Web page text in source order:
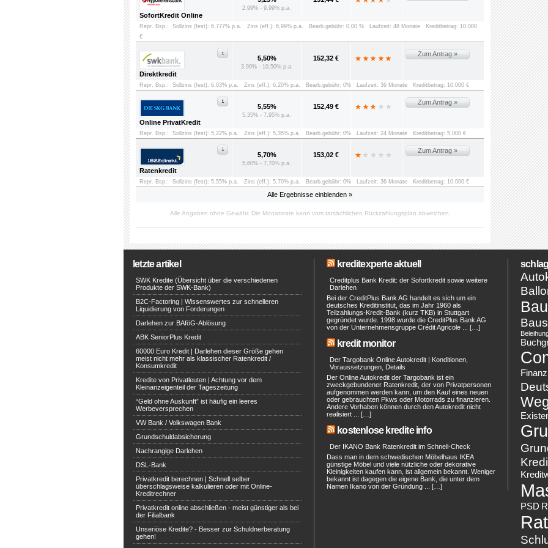
Alle Ergebnisse einblenden »
SofortKredit Online
2,99% - 9,99% p.a.
Repr. Bsp.: Sollzins (fest): 6,777% p.a. Zins (eff.): 6,99% p.a. Bearb.gebühr: 0,00 % Laufzeit: 48 Monate
Kreditbetrag: 10.000
€
Direktkredit
5,50%
3,99% - 10,50% p.a.
152,32 €
Zum Antrag »
Repr. Bsp.: Sollzins (fest): 6,03% p.a. Zins (eff.): 6,20% p.a. Bearb.gebühr: 0% Laufzeit: 36 Monate Kreditbetrag: 10.000 €
Online PrivatKredit
5,55%
5,35% - 7,95% p.a.
152,49 €
Zum Antrag »
Repr. Bsp.: Sollzins (fest): 5,22% p.a. Zins (eff.): 5,35% p.a. Bearb.gebühr: 0% Laufzeit: 24 Monate Kreditbetrag: 5.000 €
Ratenkredit
5,70%
5,60% - 7,70% p.a.
153,02 €
Zum Antrag »
Repr. Bsp.: Sollzins (fest): 5,55% p.a. Zins (eff.): 5,70% p.a. Bearb.gebühr: 0% Laufzeit: 36 Monate Kreditbetrag: 10.000 €
Alle Angaben ohne Gewähr. Die Monatsrate kann vom tatsächlichen Rückzahlungsplan abweichen.
letzte artikel
SWK Kredite (Übersicht über die verschiedenen
Produkte der SWK-Bank)
B2C-Factoring | Wissenswertes zur schnelleren
Liquidierung von Forderungen
Darlehen zur BAföG-Ablösung
ABK SeniorPlus Kredit
60000 Euro Kredit | Darlehen dieser Größe gehen
meist nicht mehr als klassischer Ratenkredit /
Konsumkredit
Kredite von Privatleuten | Achtung vor dem
Kleinanzeigenteil der Tageszeitung
“Geld ohne Auskunft” ist häufig ein leeres
Werbeversprechen
VW Bank / Volkswagen Bank
Grundschuldabsicherung
Nachrangige Darlehen
DSL-Bank
Privatkredit berechnen | Schnell selber
überschlagsweise kalkulieren oder mit Online-
Kreditrechner
Privatkredit online abschließen - meist günstiger als bei
der Filialbank
Unseriöse Kredite? - Besser zur Schuldnerberatung
gehen!
kreditexperte aktuell
Creditplus Bank Kredit: der Sofortkredit sowie weitere
Darlehen
Bei der CreditPlus Bank AG handelt es sich um ein
deutsches Kreditinstitut, das im Jahr 1960 als
Teilzahlungs-Kredit-Bank (kurz TKB) in Stuttgart
gegründet wurde. 1998 wurde die CreditPlus Bank AG
von der Unternehmensgruppe Crédit Agricole ... […]
kredit monitor
Der Targobank Online Autokredit | Konditionen,
Voraussetzungen, Details
Der Online Autokredit der Targobank ist ein
zweckgebundener Ratenkredit, der von Privatpersonen
aufgenommen werden kann, um den Kauf eines neuen
oder gebrauchten Pkws oder Motorrads zu finanzieren.
Andere Vorhaben können durch den Autokredit nicht
realisiert ... […]
kostenlose kredite info
Der IKANO Bank Ratenkredit im Schnell-Check
Dass man in dem schwedischen Möbelhaus IKEA
günstige Möbel und viele nützliche oder dekorative
Kleinigkeiten kaufen kann, ist allgemein bekannt. Weniger
bekannt ist dagegen die eigene Bank, die unter dem
Namen Ikano von der Gründung ... […]
Finanz
PSD